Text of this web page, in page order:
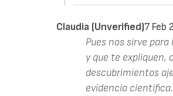
Claudia (unverified)7 Feb
Pues nos sirve
y que te expliquen,
descubrimientos
evidencia